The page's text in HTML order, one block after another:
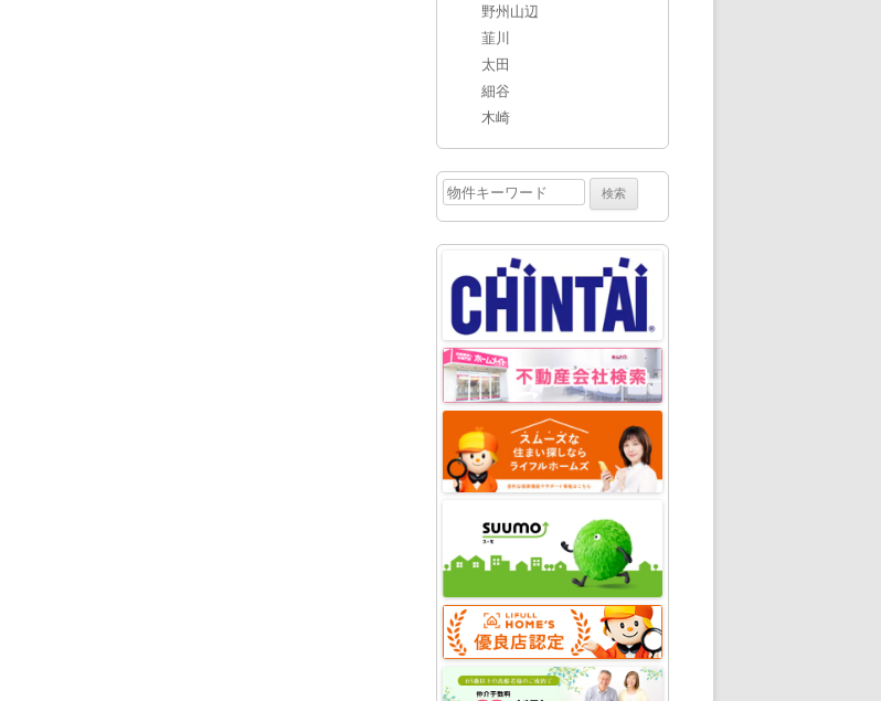
野州山辺
韮川
太田
細谷
木崎